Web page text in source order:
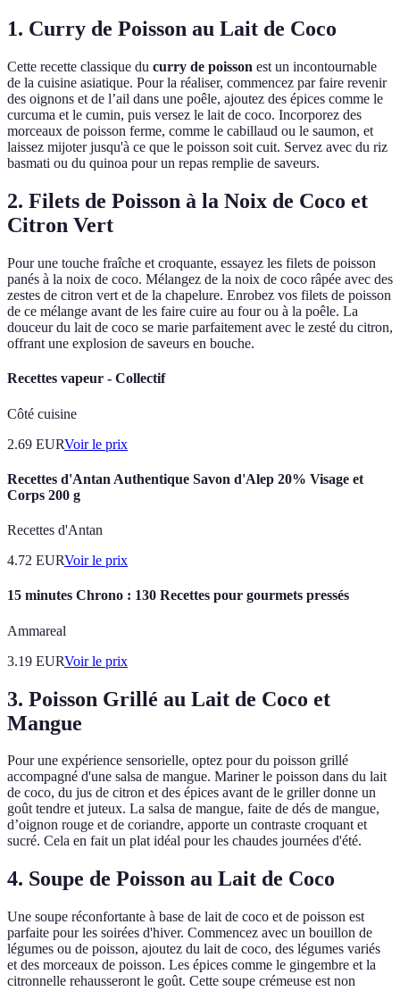
1. Curry de Poisson au Lait de Coco
Cette recette classique du curry de poisson est un incontournable
de la cuisine asiatique. Pour la réaliser, commencez par faire revenir
des oignons et de l’ail dans une poêle, ajoutez des épices comme le
curcuma et le cumin, puis versez le lait de coco. Incorporez des
morceaux de poisson ferme, comme le cabillaud ou le saumon, et
laissez mijoter jusqu'à ce que le poisson soit cuit. Servez avec du riz
basmati ou du quinoa pour un repas remplie de saveurs.
2. Filets de Poisson à la Noix de Coco et
Citron Vert
Pour une touche fraîche et croquante, essayez les filets de poisson
panés à la noix de coco. Mélangez de la noix de coco râpée avec des
zestes de citron vert et de la chapelure. Enrobez vos filets de poisson
de ce mélange avant de les faire cuire au four ou à la poêle. La
douceur du lait de coco se marie parfaitement avec le zesté du citron,
offrant une explosion de saveurs en bouche.
Recettes vapeur - Collectif
Côté cuisine
2.69 EURVoir le prix
Recettes d'Antan Authentique Savon d'Alep 20% Visage et
Corps 200 g
Recettes d'Antan
4.72 EURVoir le prix
15 minutes Chrono : 130 Recettes pour gourmets pressés
Ammareal
3.19 EURVoir le prix
3. Poisson Grillé au Lait de Coco et
Mangue
Pour une expérience sensorielle, optez pour du poisson grillé
accompagné d'une salsa de mangue. Mariner le poisson dans du lait
de coco, du jus de citron et des épices avant de le griller donne un
goût tendre et juteux. La salsa de mangue, faite de dés de mangue,
d’oignon rouge et de coriandre, apporte un contraste croquant et
sucré. Cela en fait un plat idéal pour les chaudes journées d'été.
4. Soupe de Poisson au Lait de Coco
Une soupe réconfortante à base de lait de coco et de poisson est
parfaite pour les soirées d'hiver. Commencez avec un bouillon de
légumes ou de poisson, ajoutez du lait de coco, des légumes variés
et des morceaux de poisson. Les épices comme le gingembre et la
citronnelle rehausseront le goût. Cette soupe crémeuse est non